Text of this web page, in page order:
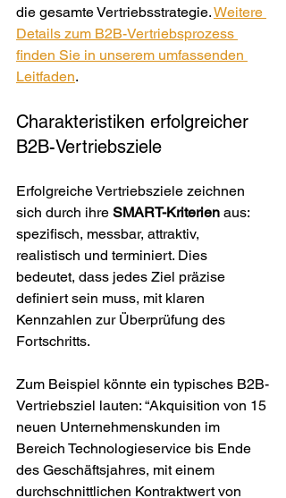
die gesamte Vertriebsstrategie. Weitere
Details zum B2B-Vertriebsprozess
finden Sie in unserem umfassenden
Leitfaden.
Charakteristiken erfolgreicher
B2B-Vertriebsziele
Erfolgreiche Vertriebsziele zeichnen
sich durch ihre SMART-Kriterien aus:
spezifisch, messbar, attraktiv,
realistisch und terminiert. Dies
bedeutet, dass jedes Ziel präzise
definiert sein muss, mit klaren
Kennzahlen zur Überprüfung des
Fortschritts.
Zum Beispiel könnte ein typisches B2B-
Vertriebsziel lauten: “Akquisition von 15
neuen Unternehmenskunden im
Bereich Technologieservice bis Ende
des Geschäftsjahres, mit einem
durchschnittlichen Kontraktwert von